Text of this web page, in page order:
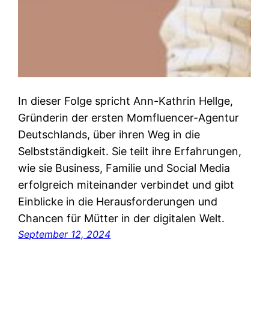
In dieser Folge spricht Ann-Kathrin Hellge,
Gründerin der ersten Momfluencer-Agentur
Deutschlands, über ihren Weg in die
Selbstständigkeit. Sie teilt ihre Erfahrungen,
wie sie Business, Familie und Social Media
erfolgreich miteinander verbindet und gibt
Einblicke in die Herausforderungen und
Chancen für Mütter in der digitalen Welt.
September 12, 2024